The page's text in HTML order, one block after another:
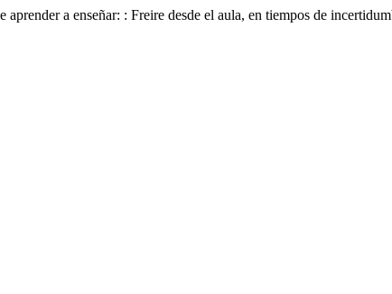
a enseñar: : Freire desde el aula, en tiempos de